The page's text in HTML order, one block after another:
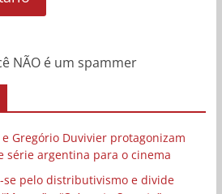
NÃO é um spammer
Gregório Duvivier protagonizam
série argentina para o cinema
se pelo distributivismo e divide